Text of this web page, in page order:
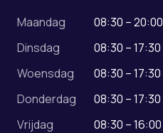
Maandag
08:30 – 20:00
Dinsdag
08:30 – 17:30
Woensdag
08:30 – 17:30
Donderdag
08:30 – 17:30
Vrijdag
08:30 – 16:00